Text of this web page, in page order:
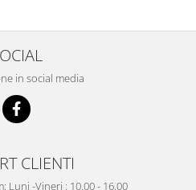
in social media
CLIENTI
Luni -Vineri : 10.00 - 16.00